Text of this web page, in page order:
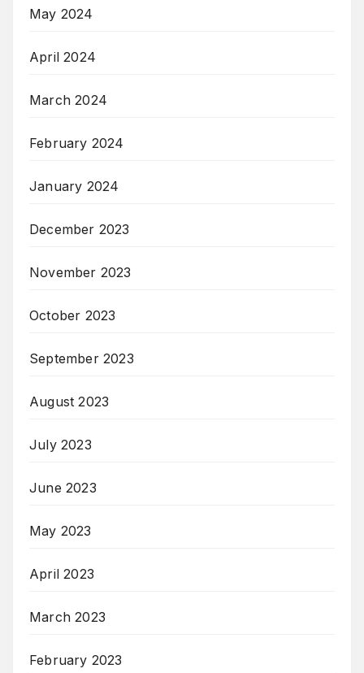
May 2024
April 2024
March 2024
February 2024
January 2024
December 2023
November 2023
October 2023
September 2023
August 2023
July 2023
June 2023
May 2023
April 2023
March 2023
February 2023